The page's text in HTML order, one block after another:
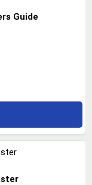
Guide